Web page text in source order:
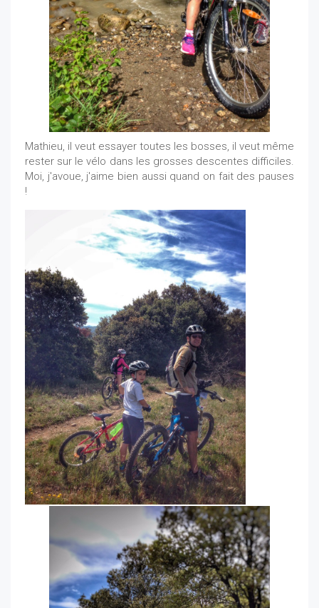
Mathieu, il veut essayer toutes les bosses, il veut même
rester sur le vélo dans les grosses descentes difficiles.
Moi, j'avoue, j'aime bien aussi quand on fait des pauses
!